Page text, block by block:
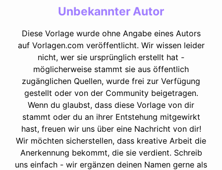
Unbekannter Autor
Diese Vorlage wurde ohne Angabe eines Autors
auf Vorlagen.com veröffentlicht. Wir wissen leider
nicht, wer sie ursprünglich erstellt hat -
möglicherweise stammt sie aus öffentlich
zugänglichen Quellen, wurde frei zur Verfügung
gestellt oder von der Community beigetragen.
Wenn du glaubst, dass diese Vorlage von dir
stammt oder du an ihrer Entstehung mitgewirkt
hast, freuen wir uns über eine Nachricht von dir!
Wir möchten sicherstellen, dass kreative Arbeit die
Anerkennung bekommt, die sie verdient. Schreib
uns einfach - wir ergänzen deinen Namen gerne als